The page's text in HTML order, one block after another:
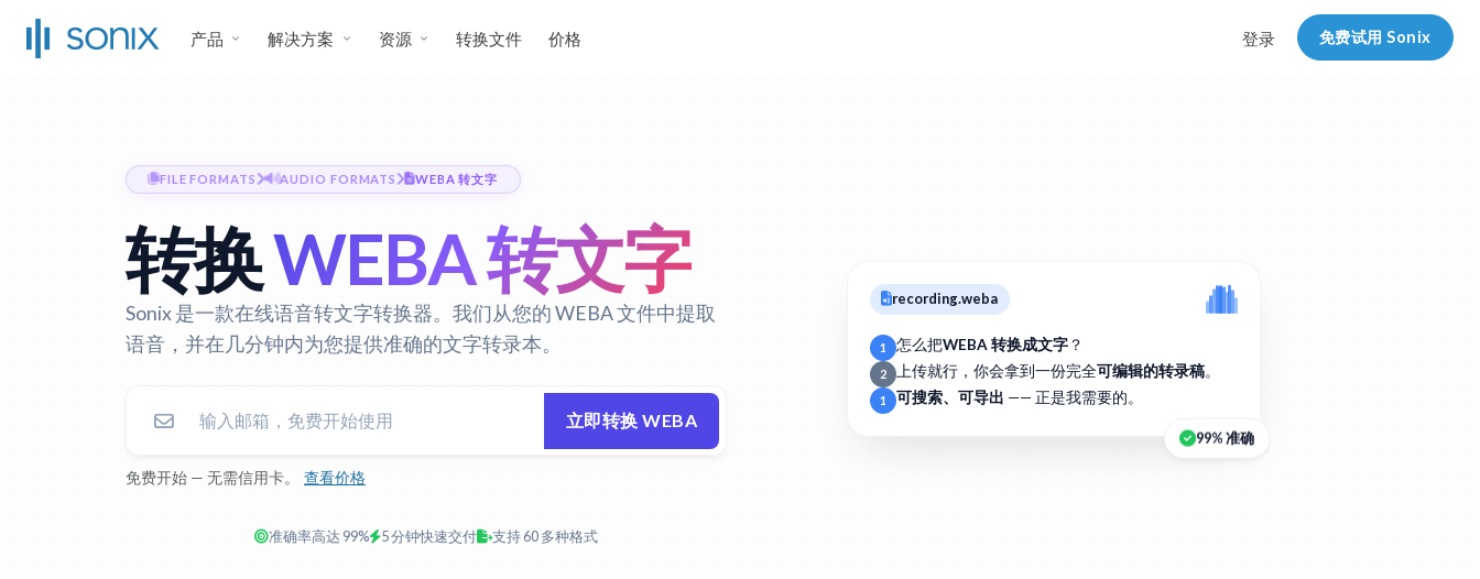
产品 解决方案 资源 转换文件 价格 登录 免费试用 Sonix
FILE FORMATS AUDIO FORMATS WEBA 转文字
转换WEBA 转文字
Sonix 是一款在线语音转文字转换器。我们从您的 WEBA 文件中提取
语音，并在几分钟内为您提供准确的文字转录本。
立即转换 WEBA
免费开始 — 无需信用卡。 查看价格
准确率高达 99% 5 分钟快速交付 支持 60 多种格式
recording.weba
1 怎么把WEBA 转换成文字 ？
2 上传就行，你会拿到一份完全可编辑的转录稿。
1 可搜索、可导出 —— 正是我需要的。
99% 准确